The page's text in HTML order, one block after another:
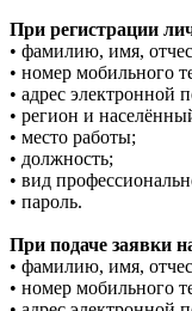
При регистрации
• фамилию, имя,
• номер мобильного
• адрес электронной
• регион и
• место работы;
• должность;
• вид
• пароль.
При подаче заявки
• фамилию, имя,
• номер мобильного